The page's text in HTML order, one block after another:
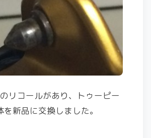
リコールがあり、トゥーピー
を新品に交換しました。